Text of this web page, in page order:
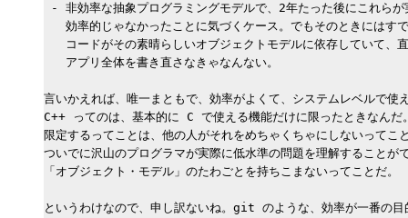
- 非効率な抽象プログラミングモデルで、2年たった後にこれらが
効率的じゃなかったことに気づくケース。でもそのときにはす
コードがその素晴らしいオブジェクトモデルに依存していて、
   アプリ全体を書き直さなきゃなんない。
言いかえれば、唯一まともで、効率がよくて、システムレベルで使
C++ ってのは、基本的に C で使える機能だけに限ったときなん
限定するってことは、他の人がそれをめちゃくちゃにしないってこ
ついでに沢山のプログラマが実際に低水準の問題を理解することが
「オブジェクト・モデル」のたわごとを持ちこまないってことだ。
というわけなので、申し訳ないね。git のような、効率が一番の目